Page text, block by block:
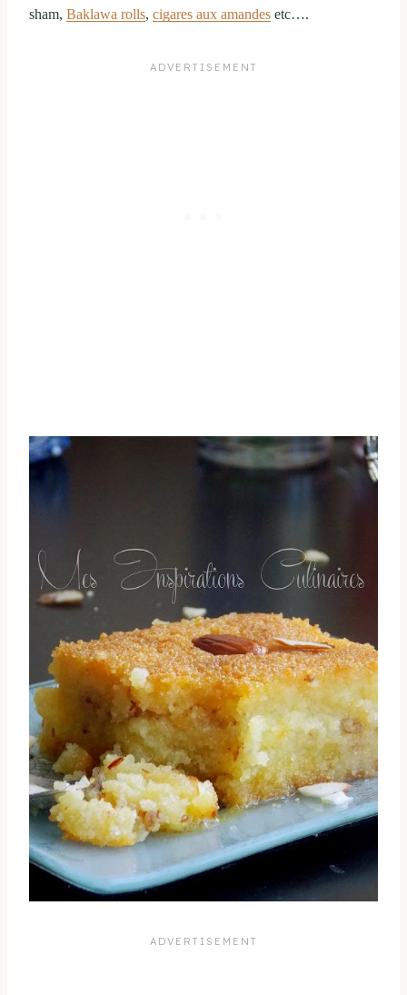
sham, Baklawa rolls, cigares aux amandes etc….